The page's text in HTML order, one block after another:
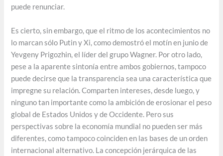
puede renunciar.
Es cierto, sin embargo, que el ritmo de los acontecimientos no
lo marcan sólo Putin y Xi, como demostró el motín en junio de
Yevgeny Prigozhin, el líder del grupo Wagner. Por otro lado,
pese a la aparente sintonía entre ambos gobiernos, tampoco
puede decirse que la transparencia sea una característica que
impregne su relación. Comparten intereses, desde luego, y
ninguno tan importante como la ambición de erosionar el peso
global de Estados Unidos y de Occidente. Pero sus
perspectivas sobre la economía mundial no pueden ser más
diferentes, como tampoco coinciden en las bases de un orden
internacional alternativo. La concepción jerárquica de las